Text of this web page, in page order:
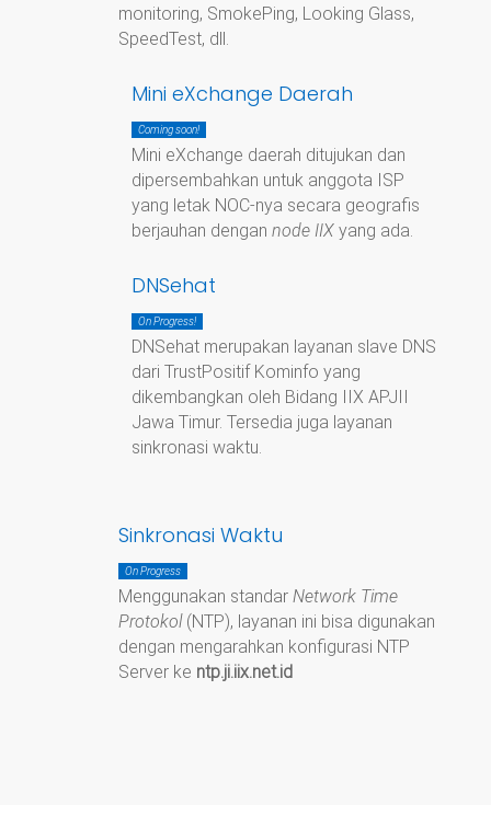
monitoring, SmokePing, Looking Glass,
SpeedTest, dll.
Mini eXchange Daerah
Coming soon!
Mini eXchange daerah ditujukan dan
dipersembahkan untuk anggota ISP
yang letak NOC-nya secara geografis
berjauhan dengan node IIXyang ada.
DNSehat
On Progress!
DNSehat merupakan layanan slave DNS
dari TrustPositif Kominfo yang
dikembangkan oleh Bidang IIX APJII
Jawa Timur. Tersedia juga layanan
sinkronasi waktu.
Sinkronasi Waktu
On Progress
Menggunakan standar Network Time
Protokol(NTP), layanan ini bisa digunakan
dengan mengarahkan konfigurasi NTP
Server ke ntp.ji.iix.net.id